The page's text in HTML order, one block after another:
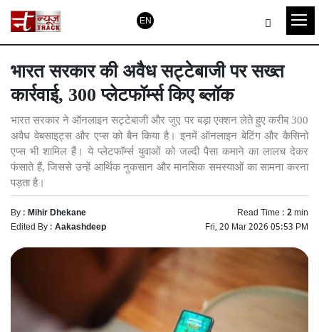
EN
भारत सरकार की अवैध सट्टेबाजी पर सख्त
कार्रवाई, 300 प्लेटफॉर्म्स किए ब्लॉक
भारत सरकार ने ऑनलाइन सट्टेबाजी और जुए पर बड़ा एक्शन लेते हुए करीब 300
अवैध वेबसाइट्स और एप्स को बैन किया है। इनमें ऑनलाइन बेटिंग और कैसिनो
एप्स भी शामिल हैं। ये प्लेटफॉर्म्स युवाओं को जल्दी पैसा कमाने का लालच देकर
फंसाते हैं, जिससे उन्हें आर्थिक नुकसान और मानसिक समस्याओं का सामना करना
पड़ता है।
By :Mihir Dhekane Read Time :2min
Edited By :Aakashdeep Fri, 20 Mar 2026 05:53 PM